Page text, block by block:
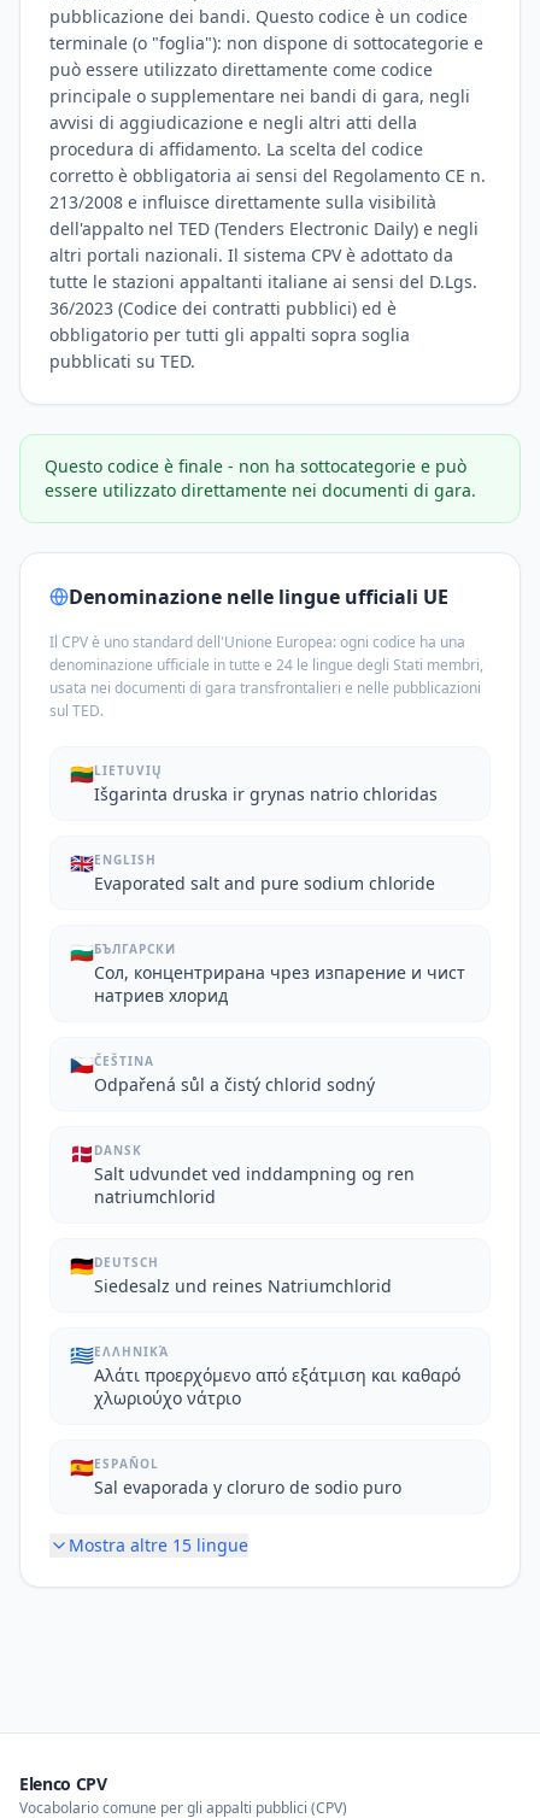
pubblicazione dei bandi. Questo codice è un codice
terminale (o "foglia"): non dispone di sottocategorie e
può essere utilizzato direttamente come codice
principale o supplementare nei bandi di gara, negli
avvisi di aggiudicazione e negli altri atti della
procedura di affidamento. La scelta del codice
corretto è obbligatoria ai sensi del Regolamento CE n.
213/2008 e influisce direttamente sulla visibilità
dell'appalto nel TED (Tenders Electronic Daily) e negli
altri portali nazionali. Il sistema CPV è adottato da
tutte le stazioni appaltanti italiane ai sensi del D.Lgs.
36/2023 (Codice dei contratti pubblici) ed è
obbligatorio per tutti gli appalti sopra soglia
pubblicati su TED.
Questo codice è finale - non ha sottocategorie e può
essere utilizzato direttamente nei documenti di gara.
Denominazione nelle lingue ufficiali UE
Il CPV è uno standard dell'Unione Europea: ogni codice ha una
denominazione ufficiale in tutte e 24 le lingue degli Stati membri,
usata nei documenti di gara transfrontalieri e nelle pubblicazioni
sul TED.
🇱🇹LIETUVIŲ
Išgarinta druska ir grynas natrio chloridas
🇬🇧ENGLISH
Evaporated salt and pure sodium chloride
🇧🇬БЪЛГАРСКИ
Сол, концентрирана чрез изпарение и чист
натриев хлорид
🇨🇿ČEŠTINA
Odpařená sůl a čistý chlorid sodný
🇩🇰 DANSK
Salt udvundet ved inddampning og ren
natriumchlorid
🇩🇪DEUTSCH
Siedesalz und reines Natriumchlorid
🇬🇷ΕΛΛΗΝΙΚΆ
Αλάτι προερχόμενο από εξάτμιση και καθαρό
χλωριούχο νάτριο
🇪🇸ESPAÑOL
Sal evaporada y cloruro de sodio puro
Mostra altre 15 lingue
Elenco CPV
Vocabolario comune per gli appalti pubblici (CPV)